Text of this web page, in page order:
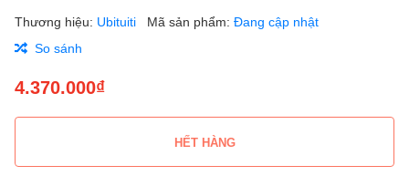
Thương hiệu: Ubituiti Mã sản phẩm: Đang cập nhật
So sánh
4.370.000₫
HẾT HÀNG